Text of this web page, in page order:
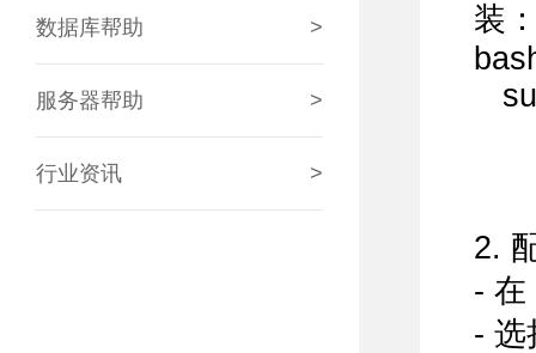
>
数据库帮助
>
服务器帮助
>
行业资讯
装
2.
- 在
- 选